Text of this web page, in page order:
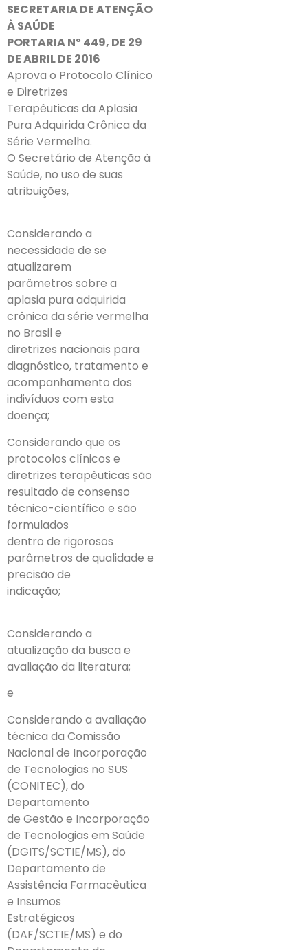
SECRETARIA DE ATENÇÃO
À SAÚDE
PORTARIA Nº 449, DE 29
DE ABRIL DE 2016
Aprova o Protocolo Clínico
e Diretrizes
Terapêuticas da Aplasia
Pura Adquirida Crônica da
Série Vermelha.
O Secretário de Atenção à
Saúde, no uso de suas
atribuições,
Considerando a
necessidade de se
atualizarem
parâmetros sobre a
aplasia pura adquirida
crônica da série vermelha
no Brasil e
diretrizes nacionais para
diagnóstico, tratamento e
acompanhamento dos
indivíduos com esta
doença;
Considerando que os
protocolos clínicos e
diretrizes terapêuticas são
resultado de consenso
técnico-científico e são
formulados
dentro de rigorosos
parâmetros de qualidade e
precisão de
indicação;
Considerando a
atualização da busca e
avaliação da literatura;
e
Considerando a avaliação
técnica da Comissão
Nacional de Incorporação
de Tecnologias no SUS
(CONITEC), do
Departamento
de Gestão e Incorporação
de Tecnologias em Saúde
(DGITS/SCTIE/MS), do
Departamento de
Assistência Farmacêutica
e Insumos
Estratégicos
(DAF/SCTIE/MS) e do